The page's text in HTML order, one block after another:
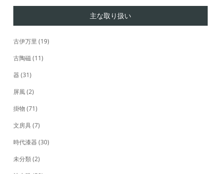
主な取り扱い
古伊万里 (19)
古陶磁(11)
器 (31)
屏風(2)
掛物 (71)
文房具(7)
時代漆器 (30)
未分類(2)